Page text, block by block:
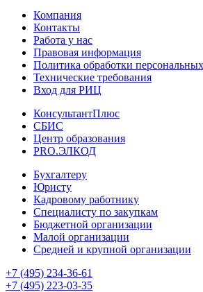
Компания
Контакты
Работа у нас
Правовая информация
Политика обработки
Технические требования
Вход для РИЦ
КонсультантПлюс
СБИС
Центр образования
PRO.ЭЛКОД
Бухгалтеру
Юристу
Кадровому работнику
Специалисту по закупкам
Бюджетной организации
Малой организации
Средней и крупной организации
+7 (495) 234-36-61
+7 (495) 223-03-35